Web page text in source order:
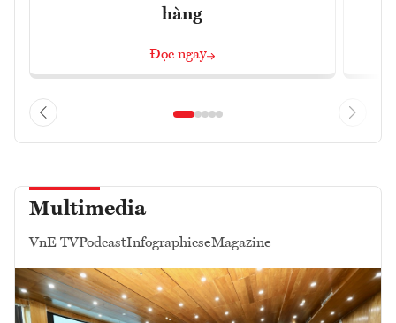
hàng
Đọc ngay
Multimedia
VnE TVPodcastInfographicseMagazine